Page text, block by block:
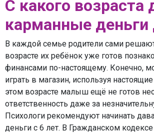
С какого возраста
карманные деньги
В каждой семье родители сами
возрасте их ребёнок уже готов
финансами по-настоящему. Конечно,
играть в магазин, используя
этом возрасте малыш ещё не готов
ответственность даже за
Психологи рекомендуют начинать
деньги с 6 лет. В Гражданском